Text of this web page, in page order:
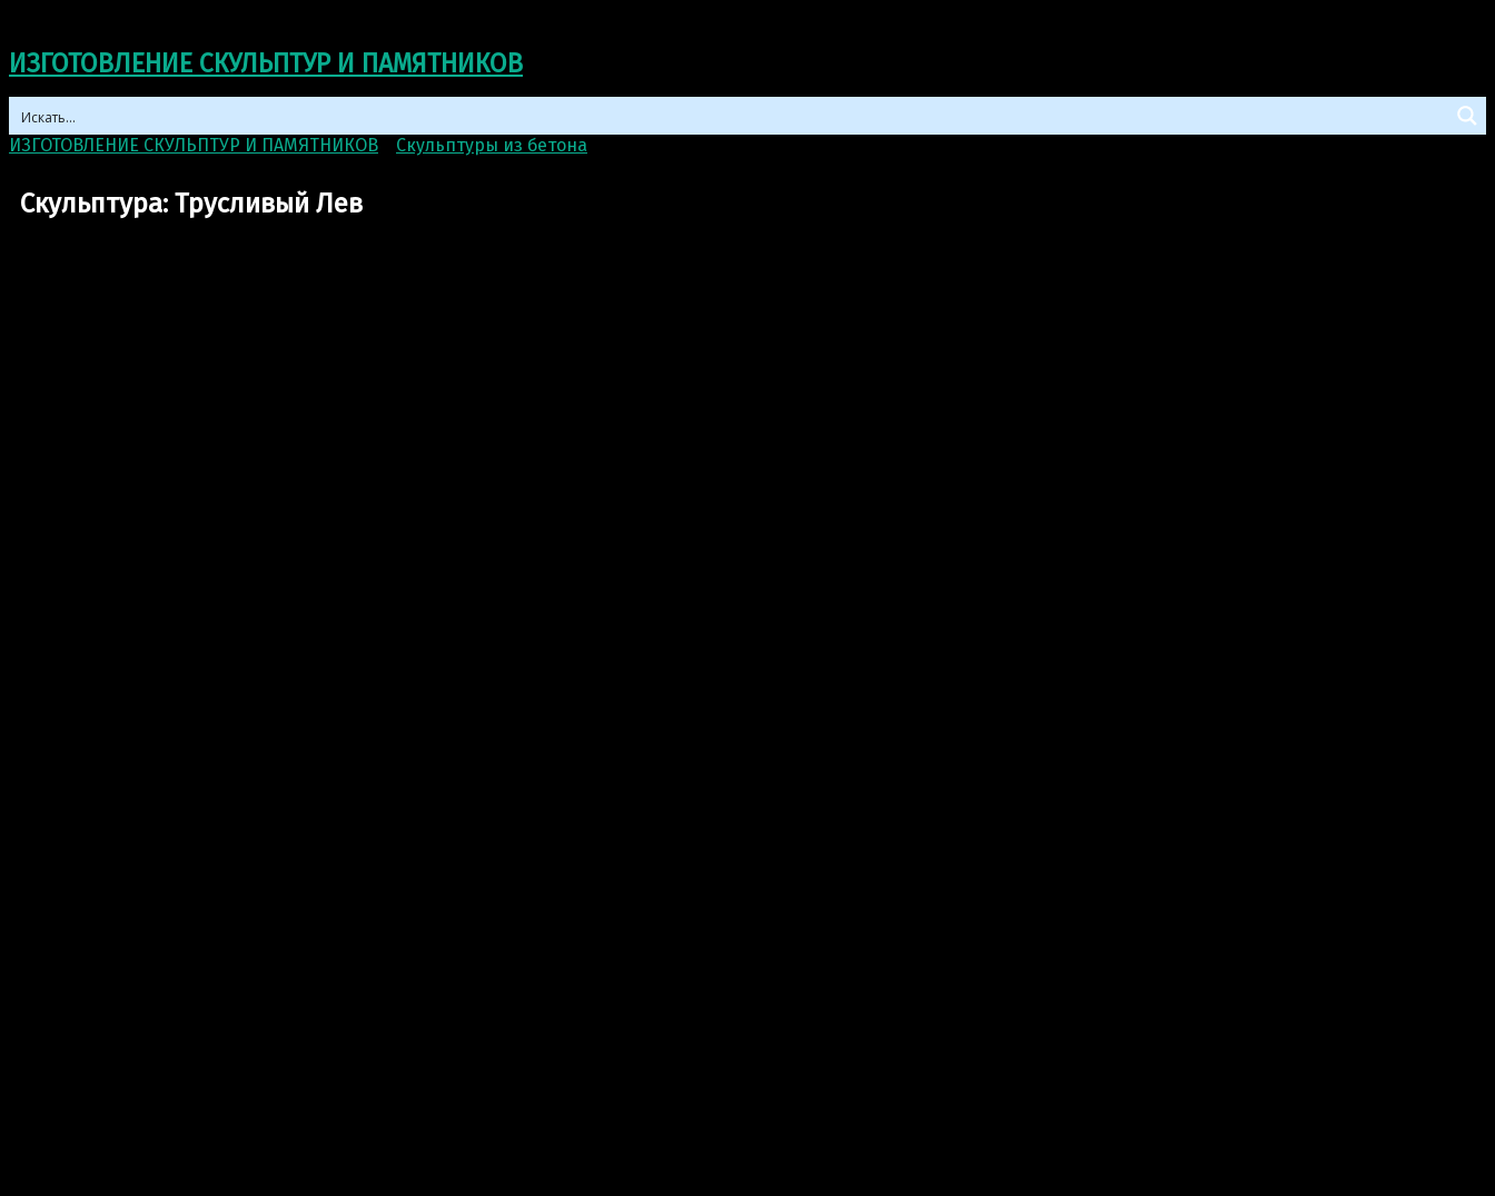
ИЗГОТОВЛЕНИЕ СКУЛЬПТУР И ПАМЯТНИКОВ
ИЗГОТОВЛЕНИЕ СКУЛЬПТУР И ПАМЯТНИКОВ Скульптуры из бетона
Скульптура: Трусливый Лев